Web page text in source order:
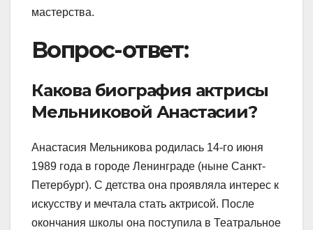
мастерства.
Вопрос-ответ:
Какова биография актрисы
Мельниковой Анастасии?
Анастасия Мельникова родилась 14-го июня
1989 года в городе Ленинграде (ныне Санкт-
Петербург). С детства она проявляла интерес к
искусству и мечтала стать актрисой. После
окончания школы она поступила в Театральное